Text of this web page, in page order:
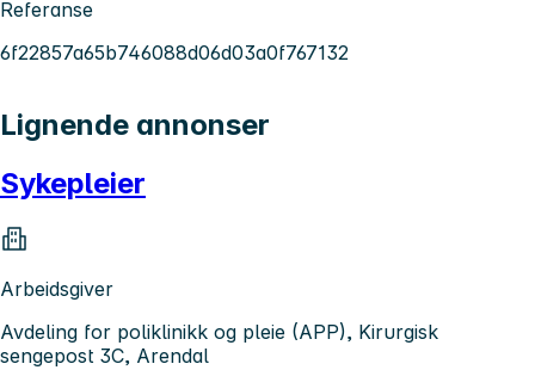
Referanse
6f22857a65b746088d06d03a0f767132
Lignende annonser
Sykepleier
Arbeidsgiver
Avdeling for poliklinikk og pleie (APP), Kirurgisk
sengepost 3C, Arendal